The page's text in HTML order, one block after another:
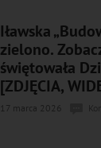
Iławska
zielono.
świętowała
[ZDJĘCIA,
17 marca 2026